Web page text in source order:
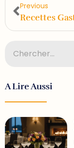
Previous
A Lire Aussi